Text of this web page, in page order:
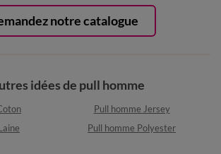
notre catalogue
idées de pull homme
Pull homme Jersey
Pull homme Polyester